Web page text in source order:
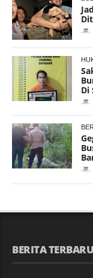
Di
BERITA TERBARU